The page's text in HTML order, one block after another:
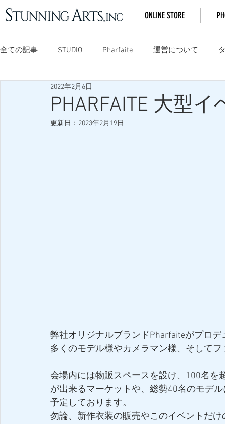
ONLINE STORE
全ての記事 STUDIO Pharfaite 運営について
PHARFAITE 大型
2022年2月6日
更新日： 2023年2月19日
弊社オリジナルブランドPharfaiteがプロ
多くのモデル様やカメラマン様、そして
会場内には物販スペースを設け、100名を
が出来るマーケットや、総勢40名のモデ
予定しております。
勿論、新作衣装の販売やこのイベントだ